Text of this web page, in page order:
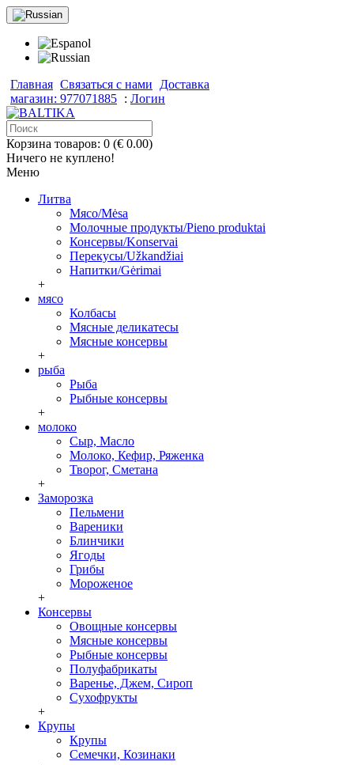
Главная Связаться с нами
Доставка
магазин: 977071885 : Логин
Корзина товаров: 0 (€ 0.00)
Ничего не куплено!
Меню
Литва
Мясо/Mėsa
Молочные продукты/Pieno produktai
Консервы/Konservai
Перекусы/Užkandžiai
Напитки/Gėrimai
+
мясо
Колбасы
Мясные деликатесы
Мясные консервы
+
рыба
Рыба
Рыбные консервы
+
молоко
Сыр, Масло
Молоко, Кефир, Ряженка
Творог, Сметана
+
Заморозка
Пельмени
Вареники
Блинчики
Ягоды
Грибы
Мороженое
+
Консервы
Овощные консервы
Мясные консервы
Рыбные консервы
Полуфабрикаты
Варенье, Джем, Сироп
Сухофрукты
+
Крупы
Крупы
Семечки, Козинаки